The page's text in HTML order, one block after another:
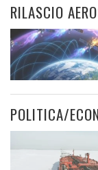
RILASCIO
POLITICA/